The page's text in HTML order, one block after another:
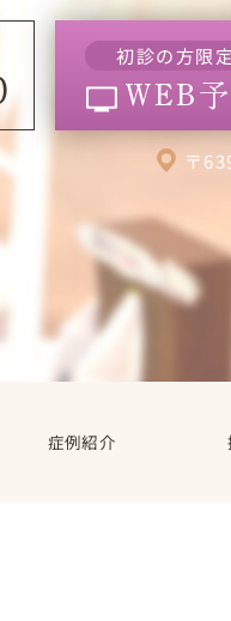
初診の方限定
WEB
〒
症例紹介